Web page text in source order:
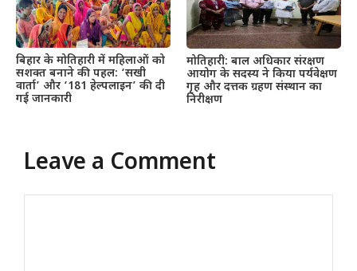
बिहार के मोतिहारी में महिलाओं को
सशक्त बनाने की पहल: ‘सखी
वार्ता’ और ‘181 हेल्पलाइन’ की दी
गई जानकारी
मोतिहारी: बाल अधिकार संरक्षण
आयोग के सदस्य ने किया पर्यवेक्षण
गृह और दत्तक ग्रहण संस्थान का
निरीक्षण
Leave a Comment